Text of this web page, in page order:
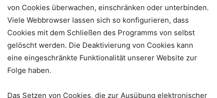
von Cookies überwachen, einschränken oder unterbinden.
Viele Webbrowser lassen sich so konfigurieren, dass
Cookies mit dem Schließen des Programms von selbst
gelöscht werden. Die Deaktivierung von Cookies kann
eine eingeschränkte Funktionalität unserer Website zur
Folge haben.
Das Setzen von Cookies, die zur Ausübung elektronischer